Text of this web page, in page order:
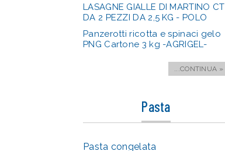
LASAGNE GIALLE DI MARTINO CT
DA 2 PEZZI DA 2,5 KG - POLO
Panzerotti ricotta e spinaci gelo
PNG Cartone 3 kg -AGRIGEL-
...CONTINUA »
Pasta
Pasta congelata